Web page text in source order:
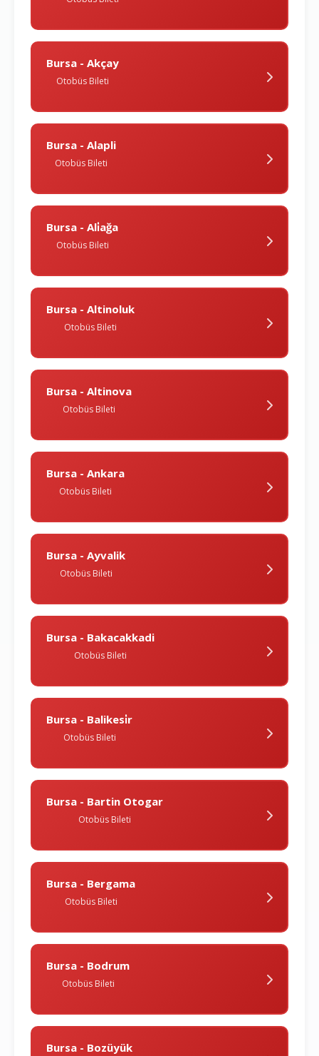
Bursa - Akçay
Otobüs Bileti
Bursa - Alapli
Otobüs Bileti
Bursa - Ali̇ağa
Otobüs Bileti
Bursa - Altinoluk
Otobüs Bileti
Bursa - Altinova
Otobüs Bileti
Bursa - Ankara
Otobüs Bileti
Bursa - Ayvalik
Otobüs Bileti
Bursa - Bakacakkadi
Otobüs Bileti
Bursa - Balikesi̇r
Otobüs Bileti
Bursa - Bartin Otogar
Otobüs Bileti
Bursa - Bergama
Otobüs Bileti
Bursa - Bodrum
Otobüs Bileti
Bursa - Bozüyük